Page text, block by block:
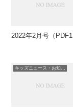
2022年2月号（